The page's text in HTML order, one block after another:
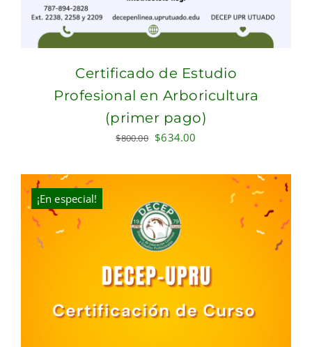
Certificado de Estudio
Profesional en Arboricultura
(primer pago)
$800.00 Original
was:
$634.00
is:
¡En especial!